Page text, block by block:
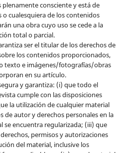
consciente y está de
cualesquiera de los contenidos
una obra cuyo uso se cede a la
total o parcial.
ser el titular de los derechos de
los contenidos proporcionados,
texto e imágenes/fotografías/obras
en su artículo.
y garantiza: (i) que todo el
cumple con las disposiciones
la utilización de cualquier material
de autor y derechos personales en la
se encuentra regularizada; (iii) que
permisos y autorizaciones
del material, inclusive los